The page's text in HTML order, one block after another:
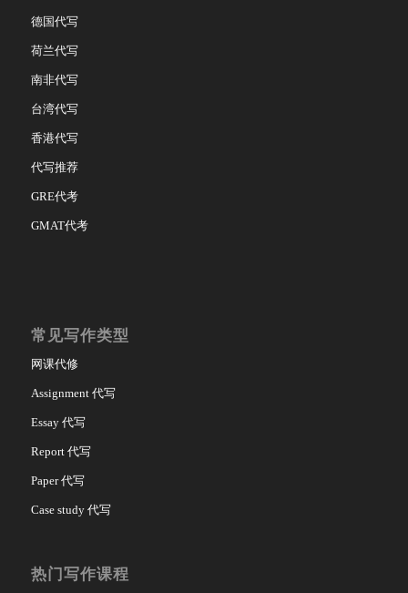
德国代写
荷兰代写
南非代写
台湾代写
香港代写
代写推荐
GRE代考
GMAT代考
常见写作类型
网课代修
Assignment 代写
Essay 代写
Report 代写
Paper 代写
Case study 代写
热门写作课程